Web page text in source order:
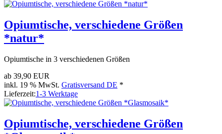
Opiumtische, verschiedene Größen
*natur*
Opiumtische in 3 verschiedenen Größen
ab 39,90 EUR
inkl. 19 % MwSt. Gratisversand DE *
Lieferzeit:1-3 Werktage
Opiumtische, verschiedene Größen